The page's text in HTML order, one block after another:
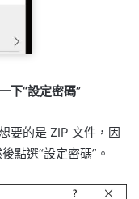
下“設定密碼”
要的是 ZIP 文件，因
點選“設定密碼”。